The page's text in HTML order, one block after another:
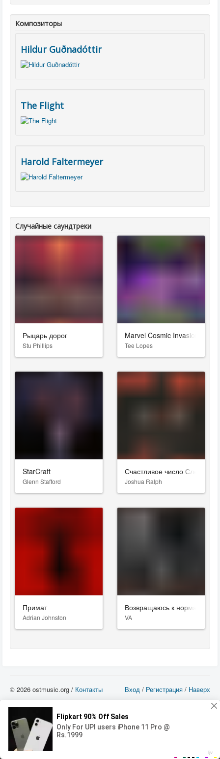
00:00
Композиторы
Hildur Guðnadóttir
The Flight
Harold Faltermeyer
Случайные саундтреки
Рыцарь дорог
Stu Phillips
Marvel Cosmic Invasion
Tee Lopes
StarCraft
Glenn Stafford
Счастливое число Слевина
Joshua Ralph
Примат
Adrian Johnston
Возвращаюсь к нормальной
VA
Вход / Регистрация / Наверх
© 2026 ostmusic.org / Контакты
можете использовать такие материалы только в том в случае, если
использование производится с ознакомительными целями - для прочих целей
вы должны приобрести лицензионную запись.